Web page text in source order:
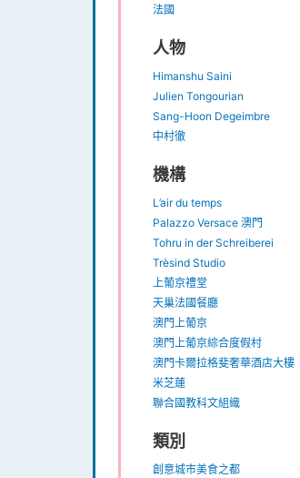
法國
人物
Himanshu Saini
Julien Tongourian
Sang-Hoon Degeimbre
中村徹
機構
L’air du temps
Palazzo Versace 澳門
Tohru in der Schreiberei
Trèsind Studio
上葡京禮堂
天巢法國餐廳
澳門上葡京
澳門上葡京綜合度假村
澳門卡爾拉格斐奢華酒店大樓
米芝蓮
聯合國教科文組織
類別
創意城市美食之都